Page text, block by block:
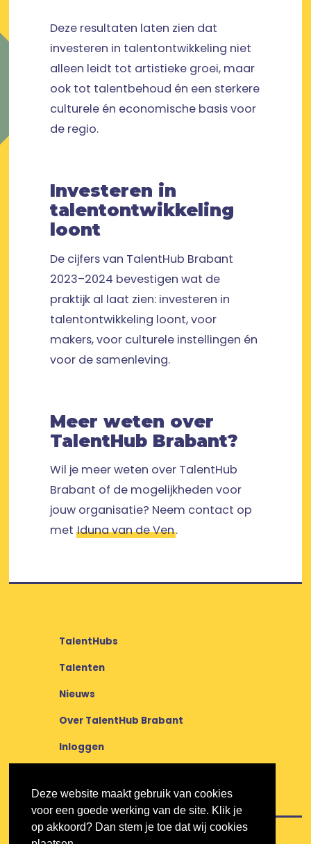
Deze website maakt gebruik van cookies
voor een goede werking van de site. Klik je
op akkoord? Dan stem je toe dat wij cookies
Deze resultaten laten zien dat
investeren in talentontwikkeling niet
alleen leidt tot artistieke groei, maar
ook tot talentbehoud én een sterkere
culturele én economische basis voor
de regio.
Investeren in
talentontwikkeling
loont
De cijfers van TalentHub Brabant
2023–2024 bevestigen wat de
praktijk al laat zien: investeren in
talentontwikkeling loont, voor
makers, voor culturele instellingen én
voor de samenleving.
Meer weten over
TalentHub Brabant?
Wil je meer weten over TalentHub
Brabant of de mogelijkheden voor
jouw organisatie? Neem contact op
met Iduna van de Ven.
TalentHubs
Talenten
Nieuws
Over TalentHub Brabant
Inloggen